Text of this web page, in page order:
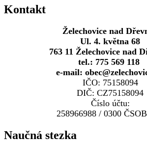
Kontakt
Želechovice nad
Ul. 4. května 68
763 11 Želechovice nad
tel.: 775 569 118
e-mail:
IČO: 75158094
DIČ: CZ75158094
Číslo účtu:
258966988 / 0300
Naučná stezka